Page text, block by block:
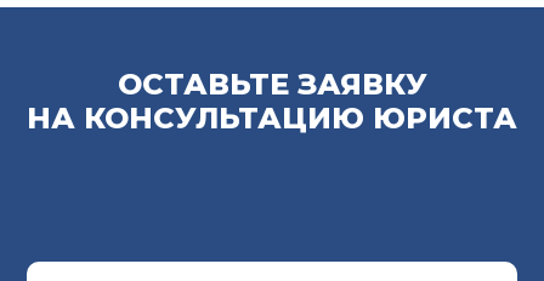
ОСТАВЬТЕ ЗАЯВКУ
НА КОНСУЛЬТАЦИЮ ЮРИСТА